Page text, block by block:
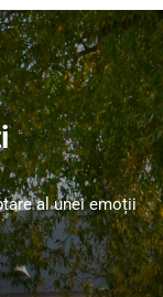
al unei emoții